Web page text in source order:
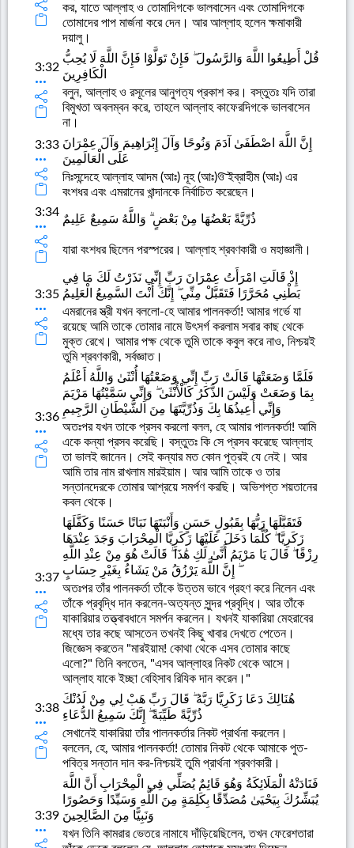
কর, যাতে আল্লাহ ও তোমাদিগকে ভালবাসেন এবং তোমাদিগকে
তোমাদের পাপ মার্জনা করে দেন। আর আল্লাহ হলেন ক্ষমাকারী
দয়ালু।
3:32
قُلْ أَطِيعُوا اللَّهَ وَالرَّسُولَ ۖ فَإِنْ تَوَلَّوْا فَإِنَّ اللَّهَ لَا يُحِبُّ
الْكَافِرِينَ
বলুন, আল্লাহ ও রসূলের আনুগত্য প্রকাশ কর। বস্তুতঃ যদি তারা
বিমুখতা অবলম্বন করে, তাহলে আল্লাহ কাফেরদিগকে ভালবাসেন
না।
3:33 إِنَّ اللَّهَ اصْطَفَىٰ آدَمَ وَنُوحًا وَآلَ إِبْرَاهِيمَ وَآلَ عِمْرَانَ
عَلَى الْعَالَمِينَ
নিঃসন্দেহে আল্লাহ আদম (আঃ) নূহ (আঃ)͠ও ইব্রাহীম (আঃ) এর
বংশধর এবং এমরানের খান্দানকে নির্বাচিত করেছেন।
3:34
ذُرِّيَّةً بَعْضُهَا مِنْ بَعْضٍ ۗ وَاللَّهُ سَمِيعٌ عَلِيمٌ
যারা বংশধর ছিলেন পরস্পরের। আল্লাহ শ্রবণকারী ও মহাজ্ঞানী।
3:35
إِذْ قَالَتِ امْرَأَتُ عِمْرَانَ رَبِّ إِنِّي نَذَرْتُ لَكَ مَا فِي
بَطْنِي مُحَرَّرًا فَتَقَبَّلْ مِنِّي ۖ إِنَّكَ أَنْتَ السَّمِيعُ الْعَلِيمُ
এমরানের স্ত্রী যখন বললো-হে আমার পালনকর্তা! আমার গর্ভে যা
রয়েছে আমি তাকে তোমার নামে উৎসর্গ করলাম সবার কাছ থেকে
মুক্ত রেখে। আমার পক্ষ থেকে তুমি তাকে কবুল করে নাও, নিশ্চয়ই
তুমি শ্রবণকারী, সর্বজ্ঞাত।
3:36
فَلَمَّا وَضَعَتْهَا قَالَتْ رَبِّ إِنِّي وَضَعْتُهَا أُنْثَىٰ وَاللَّهُ أَعْلَمُ
بِمَا وَضَعَتْ وَلَيْسَ الذَّكَرُ كَالْأُنْثَىٰ ۖ وَإِنِّي سَمَّيْتُهَا مَرْيَمَ
وَإِنِّي أُعِيذُهَا بِكَ وَذُرِّيَّتَهَا مِنَ الشَّيْطَانِ الرَّجِيمِ
অতঃপর যখন তাকে প্রসব করলো বলল, হে আমার পালনকর্তা! আমি
একে কন্যা প্রসব করেছি। বস্তুতঃ কি সে প্রসব করেছে আল্লাহ
তা ভালই জানেন। সেই কন্যার মত কোন পুত্রই যে নেই। আর
আমি তার নাম রাখলাম মারইয়াম। আর আমি তাকে ও তার
সন্তানদেরকে তোমার আশ্রয়ে সমর্পণ করছি। অভিশপ্ত শয়তানের
কবল থেকে।
3:37
فَتَقَبَّلَهَا رَبُّهَا بِقَبُولٍ حَسَنٍ وَأَنْبَتَهَا نَبَاتًا حَسَنًا وَكَفَّلَهَا
زَكَرِيَّا ۖ كُلَّمَا دَخَلَ عَلَيْهَا زَكَرِيَّا الْمِحْرَابَ وَجَدَ عِنْدَهَا
رِزْقًا ۖ قَالَ يَا مَرْيَمُ أَنَّىٰ لَكِ هَٰذَا ۖ قَالَتْ هُوَ مِنْ عِنْدِ اللَّهِ
ۖ إِنَّ اللَّهَ يَرْزُقُ مَنْ يَشَاءُ بِغَيْرِ حِسَابٍ
অতঃপর তাঁর পালনকর্তা তাঁকে উত্তম ভাবে গ্রহণ করে নিলেন এবং
তাঁকে প্রবৃদ্ধি দান করলেন-অত্যন্ত সুন্দর প্রবৃদ্ধি। আর তাঁকে
যাকারিয়ার তত্ত্বাবধানে সমর্পন করলেন। যখনই যাকারিয়া মেহরাবের
মধ্যে তার কছে আসতেন তখনই কিছু খাবার দেখতে পেতেন।
জিজ্ঞেস করতেন "মারইয়াম! কোথা থেকে এসব তোমার কাছে
এলো?" তিনি বলতেন, "এসব আল্লাহর নিকট থেকে আসে।
আল্লাহ যাকে ইচ্ছা বেহিসাব রিযিক দান করেন।"
3:38
هُنَالِكَ دَعَا زَكَرِيَّا رَبَّهُ ۖ قَالَ رَبِّ هَبْ لِي مِنْ لَدُنْكَ
ذُرِّيَّةً طَيِّبَةً ۖ إِنَّكَ سَمِيعُ الدُّعَاءِ
সেখানেই যাকারিয়া তাঁর পালনকর্তার নিকট প্রার্থনা করলেন।
বললেন, হে, আমার পালনকর্তা! তোমার নিকট থেকে আমাকে পুত-
পবিত্র সন্তান দান কর-নিশ্চয়ই তুমি প্রার্থনা শ্রবণকারী।
3:39
فَنَادَتْهُ الْمَلَائِكَةُ وَهُوَ قَائِمٌ يُصَلِّي فِي الْمِحْرَابِ أَنَّ اللَّهَ
يُبَشِّرُكَ بِيَحْيَىٰ مُصَدِّقًا بِكَلِمَةٍ مِنَ اللَّهِ وَسَيِّدًا وَحَصُورًا
وَنَبِيًّا مِنَ الصَّالِحِينَ
যখন তিনি কামরার ভেতরে নামাযে দাঁড়িয়েছিলেন, তখন ফেরেশতারা